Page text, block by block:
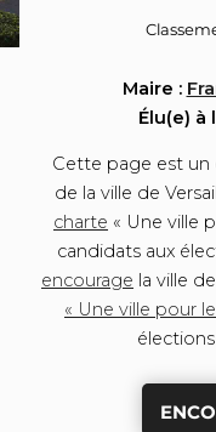
Maire :
Élu(e) à
Cette page est un
de la ville de
charte « Une ville
candidats aux
encourage la ville
« Une ville pour